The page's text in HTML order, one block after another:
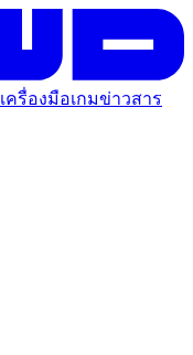
เครื่องมือเกมข่าวสาร